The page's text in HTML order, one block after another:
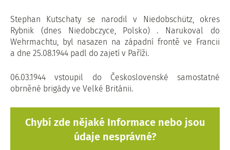
Stephan Kutschaty se narodil v Niedobschütz, okres
Rybnik (dnes Niedobczyce, Polsko) . Narukoval do
Wehrmachtu, byl nasazen na západní frontě ve Francii
a dne 25.08.1944 padl do zajetí v Paříži.
06.03.1944 vstoupil do Československé samostatné
obrněné brigády ve Velké Británii.
Chybí zde nějaké Informace nebo jsou
údaje nesprávné?